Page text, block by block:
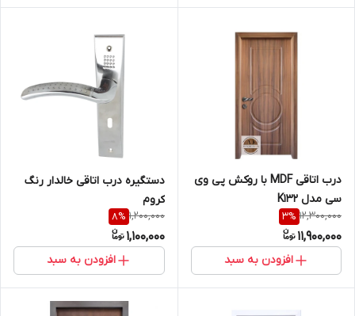
درب اتاقی MDF با روکش پی وی
سی مدل K132
12,300,000
3%
11,900,000
افزودن به سبد
دستگیره درب اتاقی خالدار رنگ
کروم
1,200,000
8%
1,100,000
افزودن به سبد